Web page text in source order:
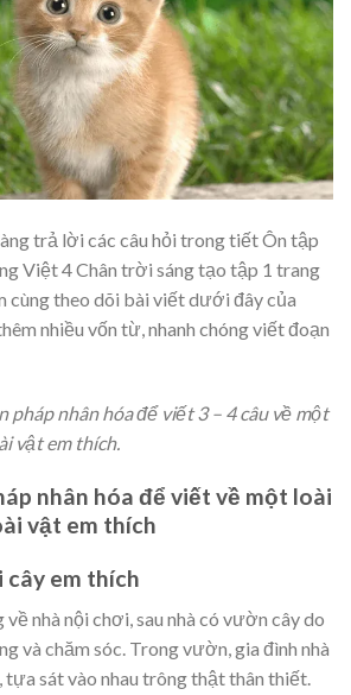
trả lời các câu hỏi trong tiết Ôn tập
Việt 4 Chân trời sáng tạo tập 1 trang
cùng theo dõi bài viết dưới đây của
nhiều vốn từ, nhanh chóng viết đoạn
pháp nhân hóa để viết 3 – 4 câu về một
vật em thích.
nhân hóa để viết về một loài
vật em thích
em thích
nhà nội chơi, sau nhà có vườn cây do
và chăm sóc. Trong vườn, gia đình nhà
tựa sát vào nhau trông thật thân thiết.